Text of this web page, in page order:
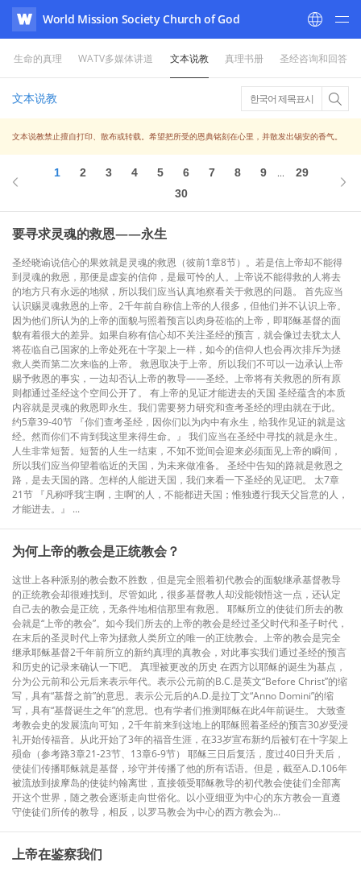
WATV
World Mission Society Church of God
生命的真理 WATV多媒体讲道 文本说教 真理书册 圣经咨询和回答
文本说教 한국어 제목표시
文本说教禁止擅自打印、散布或转载。希望把所受的恩典铭刻在心里，并散发出锡安的香气。
1 2 3 4 5 6 7 8 9 ...
29
30
要寻求灵魂的救恩——永生
圣经晓谕说信心的果效就是灵魂的救恩（彼前1章8节）。若是信上帝却不能得
到灵魂的救恩，那便是虚妄的信仰，是最可怜的人。上帝说不能得救的人将去
的地方只有永远的地狱，所以我们应当认真地察看关于救恩的问题。 首先应当
认识赐灵魂救恩的上帝。2千年前自称信上帝的人很多，但他们并不认识上帝。
因为他们所认为的上帝的面貌与照着预言以肉身莅临的上帝，即耶稣基督的面
貌有着很大的差异。如果自称有信心却不关注圣经的预言，就会像过去犹太人
将莅临自己国家的上帝处死在十字架上一样，如今的信仰人也会再次排斥为拯
救人类而第二次来临的上帝。 救恩取决于上帝。所以我们不可以一边承认上帝
赐予救恩的事实，一边却否认上帝的教导——圣经。上帝将有关救恩的所有原
则都通过圣经这个空间公开了。 有上帝的见证才能进去的天国 圣经蕴含的本质
内容就是灵魂的救恩即永生。我们需要努力研究和查考圣经的理由就在于此。
约5章39-40节 『你们查考圣经，因你们以为内中有永生，给我作见证的就是这
经。然而你们不肯到我这里来得生命。』 我们应当在圣经中寻找的就是永生。
人生非常短暂。短暂的人生一结束，不知不觉间会迎来必须面见上帝的瞬间，
所以我们应当仰望着临近的天国，为未来做准备。 圣经中告知的路就是救恩之
路，是去天国的路。怎样的人能进天国，我们来看一下圣经的见证吧。 太7章
21节 『凡称呼我‘主啊，主啊’的人，不能都进天国；惟独遵行我天父旨意的人，
才能进去。』 ...
​为何上帝的教会是正统教会？
这世上各种派别的教会数不胜数，但是完全照着初代教会的面貌继承基督教导
的正统教会却很难找到。尽管如此，很多基督教人却没能领悟这一点，还认定
自己去的教会是正统，无条件地相信那里有救恩。 耶稣所立的使徒们所去的教
会就是“上帝的教会”。如今我们所去的上帝的教会是经过圣父时代和圣子时代，
在末后的圣灵时代上帝为拯救人类所立的唯一的正统教会。上帝的教会是完全
继承耶稣基督2千年前所立的新约真理的真教会，对此事实我们通过圣经的预言
和历史的记录来确认一下吧。 真理被更改的历史 在西方以耶稣的诞生为基点，
分为公元前和公元后来表示年代。表示公元前的B.C.是英文“Before Christ”的缩
写，具有“基督之前”的意思。表示公元后的A.D.是拉丁文“Anno Domini”的缩
写，具有“基督诞生之年”的意思。也有学者们推测耶稣在此4年前诞生。 大致查
考教会史的发展流向可知，2千年前来到这地上的耶稣照着圣经的预言30岁受浸
礼开始传福音。从此开始了3年的福音生涯，在33岁宣布新约后被钉在十字架上
殒命（参考路3章21-23节、13章6-9节） 耶稣三日后复活，度过40日升天后，
使徒们传播耶稣就是基督，珍守并传播了他的所有话语。但是，截至A.D.106年
被流放到拔摩岛的使徒约翰离世，直接领受耶稣教导的初代教会使徒们全部离
开这个世界，随之教会逐渐走向世俗化。以小亚细亚为中心的东方教会一直遵
守使徒们所传的教导，相反，以罗马教会为中心的西方教会为...
上帝在鉴察我们